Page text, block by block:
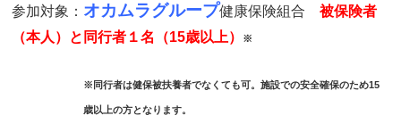
参加対象： オカムラグループ健康保険組合被保険者
（本人）と同行者１名（15歳以上）
※
※同行者は健保被扶養者でなくても可。施設での安全確保のため15
歳以上の方となります。